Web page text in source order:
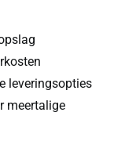
leveringsopties
meertalige